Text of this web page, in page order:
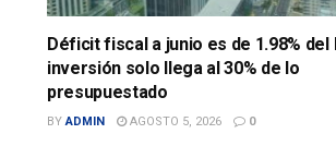
Déficit fiscal a junio es de 1.98% del
inversión solo llega al 30% de lo
presupuestado
BY ADMIN AGOSTO 5, 2026 0